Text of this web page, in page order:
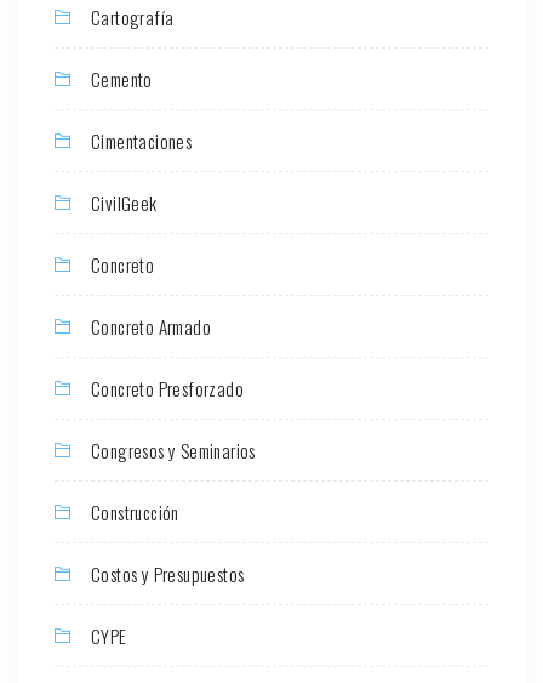
Cartografía
Cemento
Cimentaciones
CivilGeek
Concreto
Concreto Armado
Concreto Presforzado
Congresos y Seminarios
Construcción
Costos y Presupuestos
CYPE